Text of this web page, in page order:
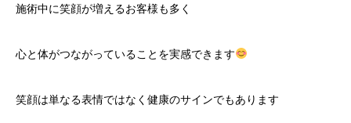
施術中に笑顔が増えるお客様も多く
心と体がつながっていることを実感できます
笑顔は単なる表情ではなく健康のサインでもあります